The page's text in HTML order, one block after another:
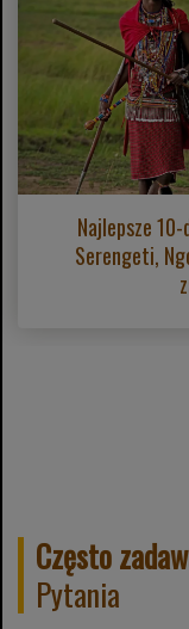
Najlepsze
Serengeti,
Często
Pytania